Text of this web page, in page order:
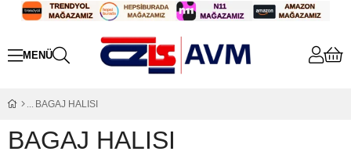
BAGAJ HALISI
BAGAJ HALISI